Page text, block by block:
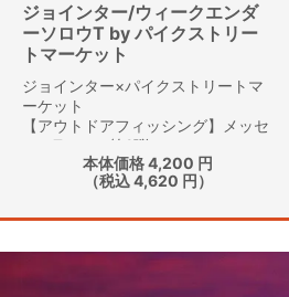
ジョインター/ウィークエンダ
ーソロウT by パイクストリー
トマーケット
ジョインター×パイクストリートマ
ーケット
【アウトドアフィッシング】メッセ
ージTシャツ第2弾
本体価格 4,200 円
（税込 4,620 円）